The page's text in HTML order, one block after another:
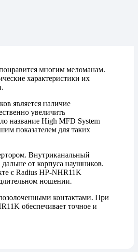
многим меломанам.
характеристики их
является наличие
увеличить
название High MFD System
показателем для таких
Внутриканальный
от корпуса наушников.
с Radius HP-NHR11K
ношении.
контактами. При
обеспечивает точное и